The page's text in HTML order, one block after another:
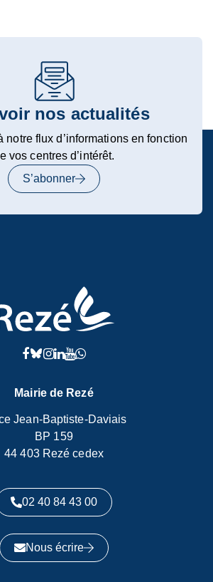
dans
nouvel
onglet)
nos actualités
notre flux d’informations en fonction
vos centres d’intérêt.
S’abonner
de
Compte Facebook de Rezé
Compte Bluesky de Rezé
Compte Instagram de Rezé
Compte Linkedin de Rezé
Lien vers la chaîne
Compte WhatsApp de
Mairie de Rezé
Jean-Baptiste-Daviais
BP 159
44 403 Rezé cedex
02 40 84 43 00
Nous écrire